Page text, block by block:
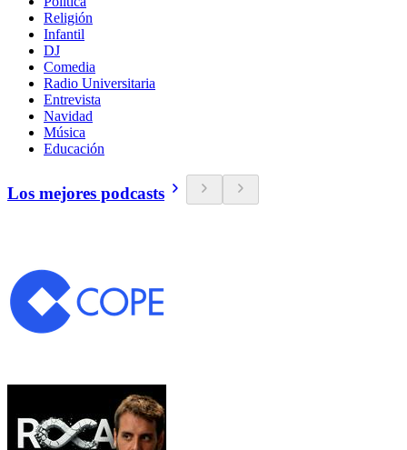
Religión
Infantil
DJ
Comedia
Radio Universitaria
Entrevista
Navidad
Música
Educación
Los mejores podcasts